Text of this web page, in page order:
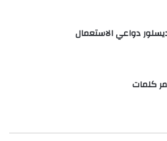
دواعي الاستعمال
كلمات